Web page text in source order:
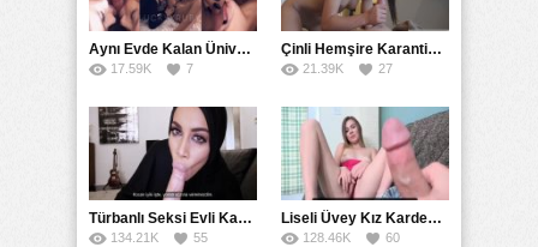
Aynı Evde Kalan Üniversiteli Beş Kız Tek Erkeği Paylaştı
17.59K 7
Çinli Hemşire Karantina Bölgesinde Döl Dezenfekte Etti
21.39K 27
Türbanlı Seksi Evli Kadın Sevgilisini Gizlice Tatmin Etti
134.21K 55
Liseli Üvey Kız Kardeşiyle Karşılıklı Mastürbasyon
128.46K 60